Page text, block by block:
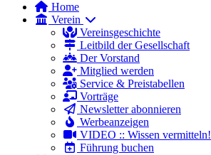
Home
Verein
Vereinsgeschichte
Leitbild der Gesellschaft
Der Vorstand
Mitglied werden
Service & Preistabellen
Vorträge
Newsletter abonnieren
Werbeanzeigen
VIDEO :: Wissen vermitteln!
Führung buchen